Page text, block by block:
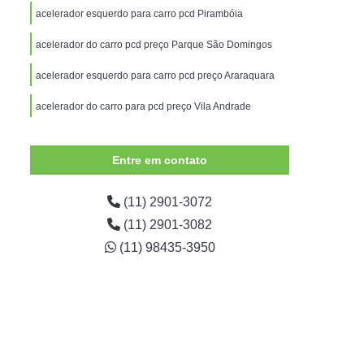
Adaptação de Veículos para Deficientes
Deficientes Físicos
com Mobilidade Reduzida
Pessoas com Nanismo
Adaptação Veículo Deficiente Físico
Adaptação Veicular de Cadeira de Rodas
Adaptação Veicular Deficientes
Adaptação Veicular para Deficientes
Veicular Pcd Universal
Veicular Universal Deficientes
acelerador esquerdo para carro pcd Pirambóia
acelerador do carro pcd preço Parque São Domingos
acelerador esquerdo para carro pcd preço Araraquara
acelerador do carro para pcd preço Vila Andrade
Entre em contato
(11) 2901-3072
(11) 2901-3082
(11) 98435-3950